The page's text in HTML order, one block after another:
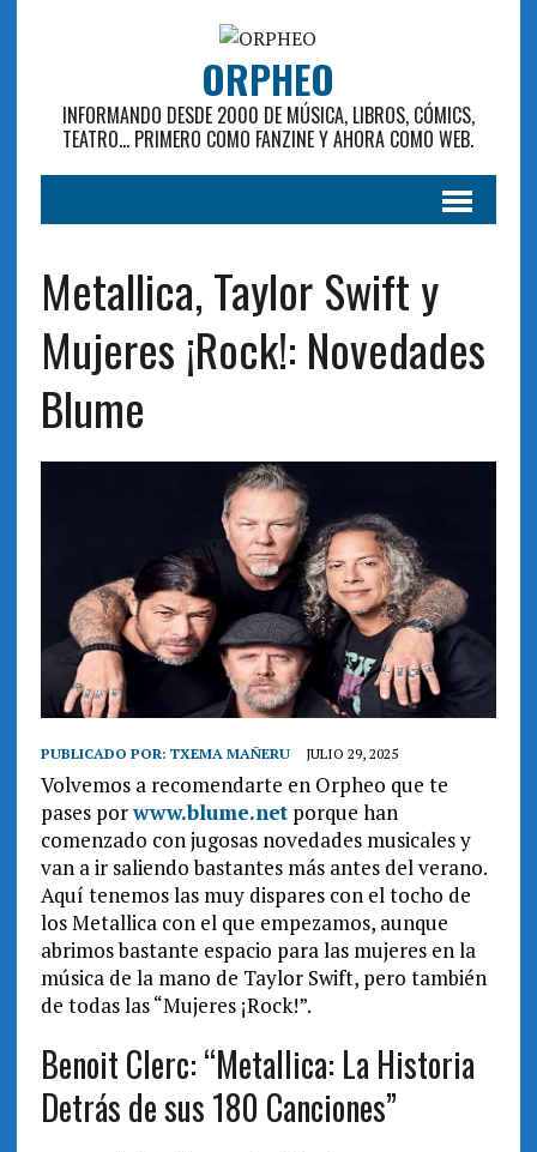
ORPHEO
INFORMANDO DESDE 2000 DE MÚSICA, LIBROS, CÓMICS,
TEATRO... PRIMERO COMO FANZINE Y AHORA COMO WEB.
Metallica, Taylor Swift y
Mujeres ¡Rock!: Novedades
Blume
PUBLICADO POR: TXEMA MAÑERU JULIO 29, 2025
Volvemos a recomendarte en Orpheo que te
pases porwww.blume.netporque han
comenzado con jugosas novedades musicales y
van a ir saliendo bastantes más antes del verano.
Aquí tenemos las muy dispares con el tocho de
los Metallica con el que empezamos, aunque
abrimos bastante espacio para las mujeres en la
música de la mano de Taylor Swift, pero también
de todas las “Mujeres ¡Rock!”.
Benoit Clerc: “Metallica: La Historia
Detrás de sus 180 Canciones”